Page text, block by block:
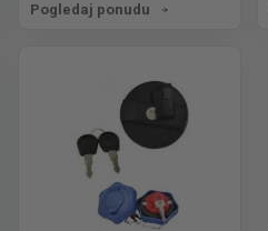
Pogledaj ponudu